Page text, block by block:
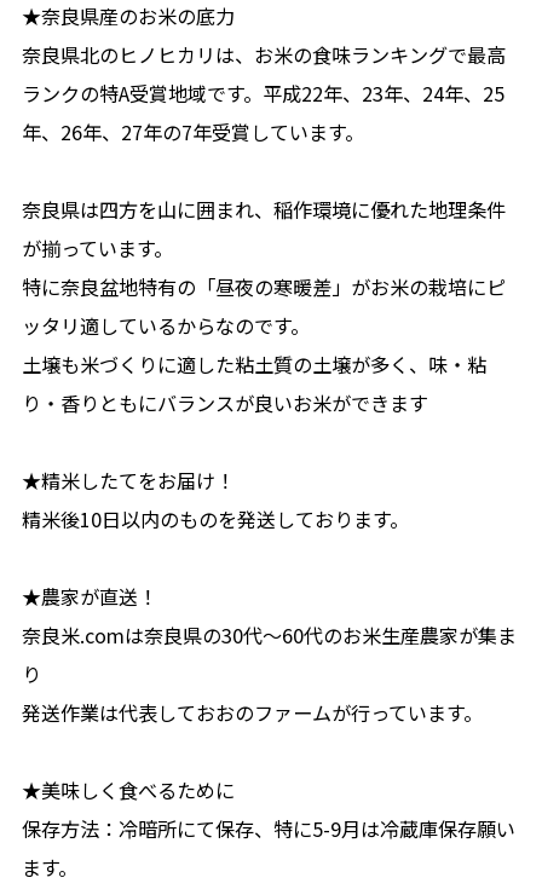
★奈良県産のお米の底力
奈良県北のヒノヒカリは、お米の食味ランキングで最高
ランクの特A受賞地域です。平成22年、23年、24年、25
年、26年、27年の7年受賞しています。
奈良県は四方を山に囲まれ、稲作環境に優れた地理条件
が揃っています。
特に奈良盆地特有の「昼夜の寒暖差」がお米の栽培にピ
ッタリ適しているからなのです。
土壌も米づくりに適した粘土質の土壌が多く、味・粘
り・香りともにバランスが良いお米ができます
★精米したてをお届け！
精米後10日以内のものを発送しております。
★農家が直送！
奈良米.comは奈良県の30代〜60代のお米生産農家が集ま
り
発送作業は代表しておおのファームが行っています。
★美味しく食べるために
保存方法：冷暗所にて保存、特に5-9月は冷蔵庫保存願い
ます。